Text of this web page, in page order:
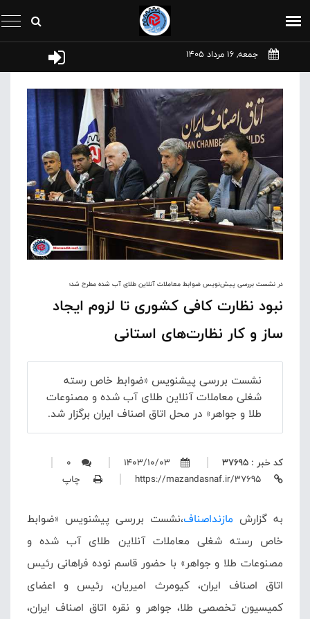
جمعه, 16 مرداد 1405
در نشست بررسی پیش‌نویس ضوابط معاملات آنلاین طلای آب شده مطرح شد؛
نبود نظارت کافی کشوری تا لزوم ایجاد
ساز و کار نظارت‌های استانی
نشست بررسی پیشنویس «ضوابط خاص رسته
شغلی معاملات آنلاین طلای آب شده و مصنوعات
طلا و جواهر» در محل اتاق اصناف ایران برگزار شد.
کد خبر : 37695 1403/10/03
0
چاپ
به گزارش مازنداصناف،نشست بررسی پیشنویس «ضوابط
خاص رسته شغلی معاملات آنلاین طلای آب شده و
مصنوعات طلا و جواهر» با حضور قاسم نوده فراهانی رئیس
اتاق اصناف ایران، کیومرث امیریان، رئیس و اعضای
کمیسیون تخصصی طلا، جواهر و نقره اتاق اصناف ایران،